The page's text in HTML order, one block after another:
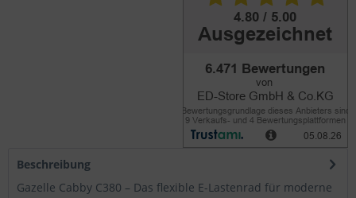
Beschreibung
Gazelle Cabby C380 – Das flexible E-Lastenrad für moderne